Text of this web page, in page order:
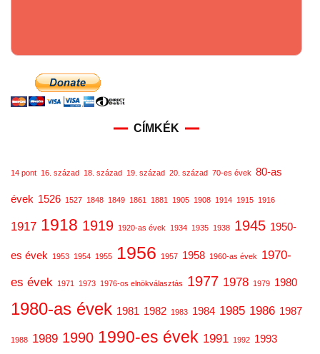
CÍMKÉK
14 pont 16. század 18. század 19. század 20. század 70-es évek 80-as
évek 1526 1527 1848 1849 1861 1881 1905 1908 1914 1915 1916
1917 1918 1919 1920-as évek 1934 1935 1938 1945 1950-
es évek 1953 1954 1955 1956 1957 1958 1960-as évek
1970-
es évek 1971 1973 1976-os elnökválasztás 1977 1978 1979 1980
1980-as évek 1981 1982 1983 1984 1985 1986 1987
1988 1989 1990 1990-es évek 1991 1992 1993